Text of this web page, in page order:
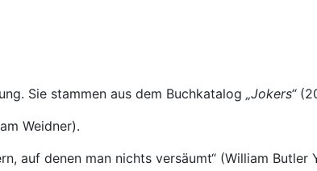
Sie stammen aus dem Buchkatalog „Jokers“
Weidner).
auf denen man nichts versäumt“ (William Butler